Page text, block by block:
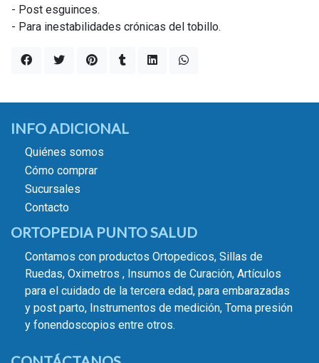
- Post esguinces.
- Para inestabilidades crónicas del tobillo.
INFO ADICIONAL
Quiénes somos
Cómo comprar
Sucursales
Contacto
ORTOPEDIA PUNTO SALUD
Contamos con productos Ortopedicos, Sillas de
Ruedas, Oximetros , Insumos de Curación, Artículos
para el cuidado de la tercera edad, para embarazadas
y post parto, Instrumentos de medición, Toma presión
y fonendoscopios entre otros.